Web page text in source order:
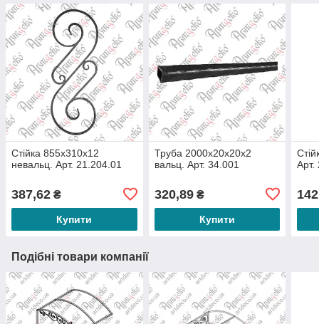
Стійка 855х310х12
невальц. Арт. 21.204.01
387,62 ₴
Купити
Труба 2000х20х20х2
вальц. Арт. 34.001
320,89₴
Купити
Арт.
Подібні товари компанії